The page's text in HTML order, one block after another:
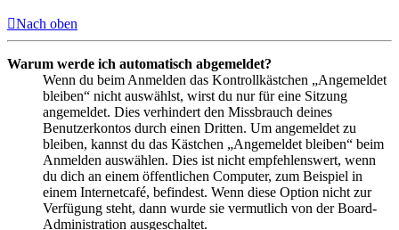
Nach oben
Warum werde ich automatisch abgemeldet?
Wenn du beim Anmelden das Kontrollkästchen „Angemeldet
bleiben“ nicht auswählst, wirst du nur für eine Sitzung
angemeldet. Dies verhindert den Missbrauch deines
Benutzerkontos durch einen Dritten. Um angemeldet zu
bleiben, kannst du das Kästchen „Angemeldet bleiben“ beim
Anmelden auswählen. Dies ist nicht empfehlenswert, wenn
du dich an einem öffentlichen Computer, zum Beispiel in
einem Internetcafé, befindest. Wenn diese Option nicht zur
Verfügung steht, dann wurde sie vermutlich von der Board-
Administration ausgeschaltet.